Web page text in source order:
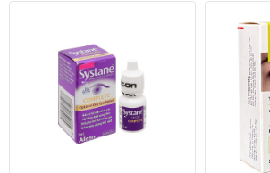
Mytro-5 5ml phù hợp cho các đối
Người lớnmắc cận thị và có tiến
Trẻ emmắc cận thị và có tiến
Trẻ từ 6 tuổi trở lên